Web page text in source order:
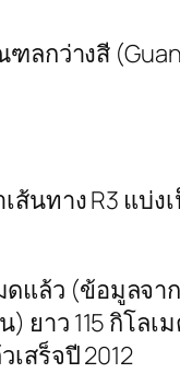
ลกว่างสี
นทาง R3 แบ่ง
ดแล้ว (ข้อมูลจ
าว 115 กิโลเ
สร็จปี 2012